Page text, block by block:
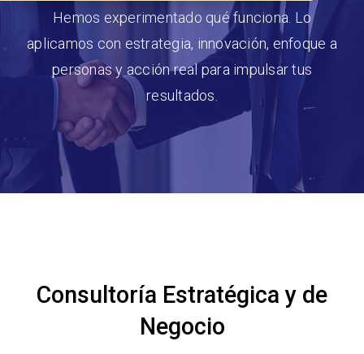
Hemos experimentado qué funciona. Lo
aplicamos con estrategia, innovación, enfoque a
personas y acción real para impulsar tus
resultados.
Consultoría Estratégica y de
Negocio